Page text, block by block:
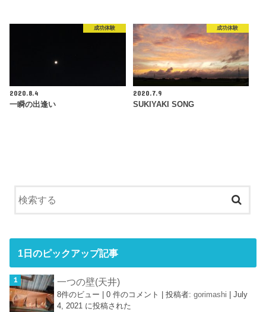
成功体験
2020.8.4
一瞬の出逢い
成功体験
2020.7.9
SUKIYAKI SONG
1日のピックアップ記事
一つの壁(天井)
8件のビュー |0 件のコメント |投稿者:gorimashi |July
4, 2021 に投稿された